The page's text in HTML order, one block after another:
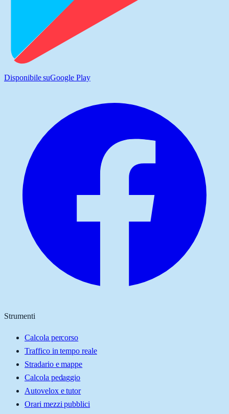
Disponibile suGoogle Play
Strumenti
Calcola percorso
Traffico in tempo reale
Stradario e mappe
Calcola pedaggio
Autovelox e tutor
Orari mezzi pubblici